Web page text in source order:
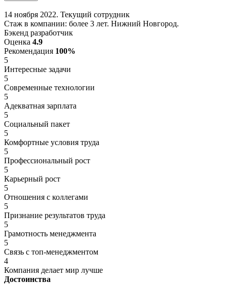
14 ноября 2022. Текущий сотрудник
Стаж в компании: более 3 лет. Нижний Новгород.
Бэкенд разработчик
Оценка 4.9
Рекомендация 100%
5
Интересные задачи
5
Современные технологии
5
Адекватная зарплата
5
Социальный пакет
5
Комфортные условия труда
5
Профессиональный рост
5
Карьерный рост
5
Отношения с коллегами
5
Признание результатов труда
5
Грамотность менеджмента
5
Связь с топ-менеджментом
4
Компания делает мир лучше
Достоинства